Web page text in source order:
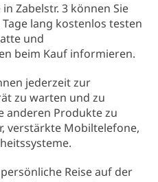
Zabelstr. 3 können Sie
lang kostenlos testen
und
beim Kauf informieren.
jederzeit zur
zu warten und zu
anderen Produkte zu
verstärkte Mobiltelefone,
Reise auf der